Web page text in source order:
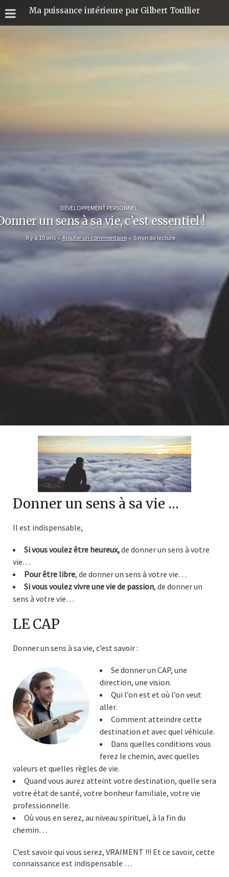
Ma puissance intérieure par Gilbert Toullier
DÉVELOPPEMENT PERSONNEL
un sens à sa vie, c’est essentiel !
Il y a 10 ans Ajouter un commentaire 5 min de lecture
Donner un sens à sa vie …
Il est indispensable,
Si vous voulez être heureux,de donner un sens à votre
vie…
Pour être libre, de donner un sens à votre vie…
Si vous voulez vivre une vie de passion, de donner un
sens à votre vie…
LE CAP
Donner un sens à sa vie, c’est savoir :
Se donner un CAP, une
direction, une vision.
Qui l’on est et où l’on veut
aller.
Comment atteindre cette
destination et avec quel véhicule.
Dans quelles conditions vous
ferez le chemin, avec quelles
valeurs et quelles règles de vie.
Quand vous aurez atteint votre destination, quelle sera
votre état de santé, votre bonheur familiale, votre vie
professionnelle.
Où vous en serez, au niveau spirituel, à la fin du
chemin…
C’est savoir qui vous serez, VRAIMENT !!! Et ce savoir, cette
connaissance est indispensable …